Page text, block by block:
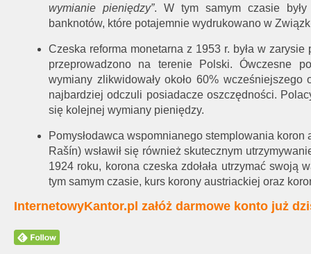
wymianie pieniędzy”. W tym samym czasie
banknotów, które potajemnie wydrukowano w
Czeska reforma monetarna z 1953 r. była w
przeprowadzono na terenie Polski. Ówczesne
wymiany zlikwidowały około 60%
najbardziej odczuli posiadacze oszczędności.
się kolejnej wymiany pieniędzy.
Pomysłodawca wspomnianego stemplowania
Rašín) wsławił się również skutecznym
1924 roku, korona czeska zdołała utrzymać swoją
tym samym czasie, kurs korony austriackiej oraz
InternetowyKantor.pl załóż darmowe konto już